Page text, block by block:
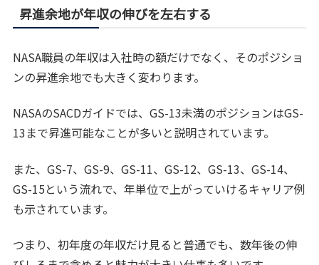
昇進余地が年収の伸びを左右する
NASA職員の年収は入社時の額だけでなく、そのポジショ
ンの昇進余地でも大きく変わります。
NASAのSACDガイドでは、GS-13未満のポジションはGS-
13まで昇進可能なことが多いと説明されています。
また、GS-7、GS-9、GS-11、GS-12、GS-13、GS-14、
GS-15という流れで、年単位で上がっていけるキャリア例
も示されています。
つまり、初年度の年収だけ見ると普通でも、数年後の伸